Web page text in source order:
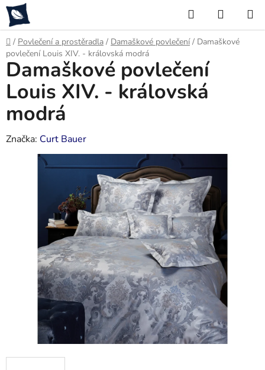
Přejít
na
obsah
Hledat
KOŠÍK
Domů
/ Povlečení a prostěradla / Damaškové povlečení / Damaškové
povlečení Louis XIV. - královská modrá
Damaškové povlečení
Louis XIV. - královská
modrá
Značka: Curt Bauer